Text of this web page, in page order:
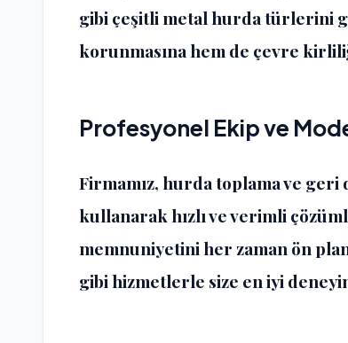
gibi çeşitli metal hurda türlerini
korunmasına hem de çevre
Profesyonel Ekip ve
Firmamız, hurda toplama ve
kullanarak hızlı ve verimli
memnuniyetini her zaman ön
gibi hizmetlerle size en iyi